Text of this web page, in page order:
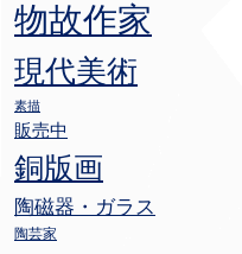
物故作家
現代美術
素描
販売中
銅版画
陶磁器・ガラス
陶芸家